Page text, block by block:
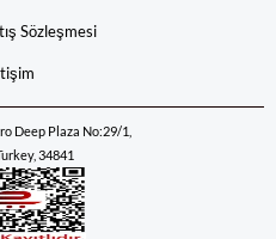
Sözleşmesi
Deep Plaza No:29/1,
34841